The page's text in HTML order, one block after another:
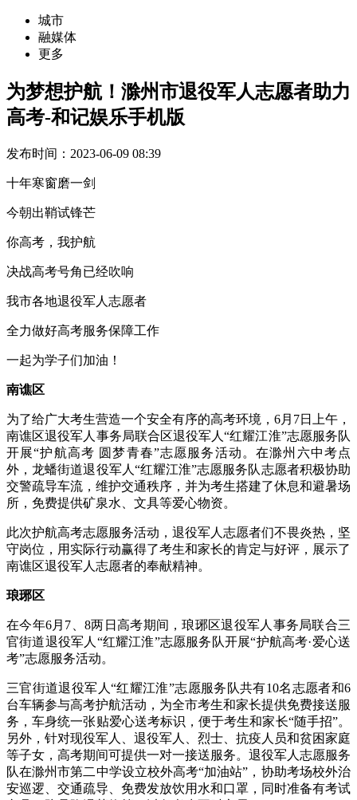
城市
融媒体
更多
为梦想护航！滁州市退役军人志愿者助力
高考-和记娱乐手机版
发布时间：2023-06-09 08:39
十年寒窗磨一剑
今朝出鞘试锋芒
你高考，我护航
决战高考号角已经吹响
我市各地退役军人志愿者
全力做好高考服务保障工作
一起为学子们加油！
南谯区
为了给广大考生营造一个安全有序的高考环境，6月7日上午，
南谯区退役军人事务局联合区退役军人“红耀江淮”志愿服务队
开展“护航高考 圆梦青春”志愿服务活动。在滁州六中考点
外，龙蟠街道退役军人“红耀江淮”志愿服务队志愿者积极协助
交警疏导车流，维护交通秩序，并为考生搭建了休息和避暑场
所，免费提供矿泉水、文具等爱心物资。
此次护航高考志愿服务活动，退役军人志愿者们不畏炎热，坚
守岗位，用实际行动赢得了考生和家长的肯定与好评，展示了
南谯区退役军人志愿者的奉献精神。
琅琊区
在今年6月7、8两日高考期间，琅琊区退役军人事务局联合三
官街道退役军人“红耀江淮”志愿服务队开展“护航高考·爱心送
考”志愿服务活动。
三官街道退役军人“红耀江淮”志愿服务队共有10名志愿者和6
台车辆参与高考护航活动，为全市考生和家长提供免费接送服
务，车身统一张贴爱心送考标识，便于考生和家长“随手招”。
另外，针对现役军人、退役军人、烈士、抗疫人员和贫困家庭
等子女，高考期间可提供一对一接送服务。退役军人志愿服务
队在滁州市第二中学设立校外高考“加油站”，协助考场校外治
安巡逻、交通疏导、免费发放饮用水和口罩，同时准备有考试